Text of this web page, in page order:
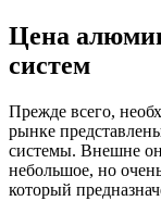
Цена
систем
Прежде всего,
рынке
системы. Внешне
небольшое, но
который